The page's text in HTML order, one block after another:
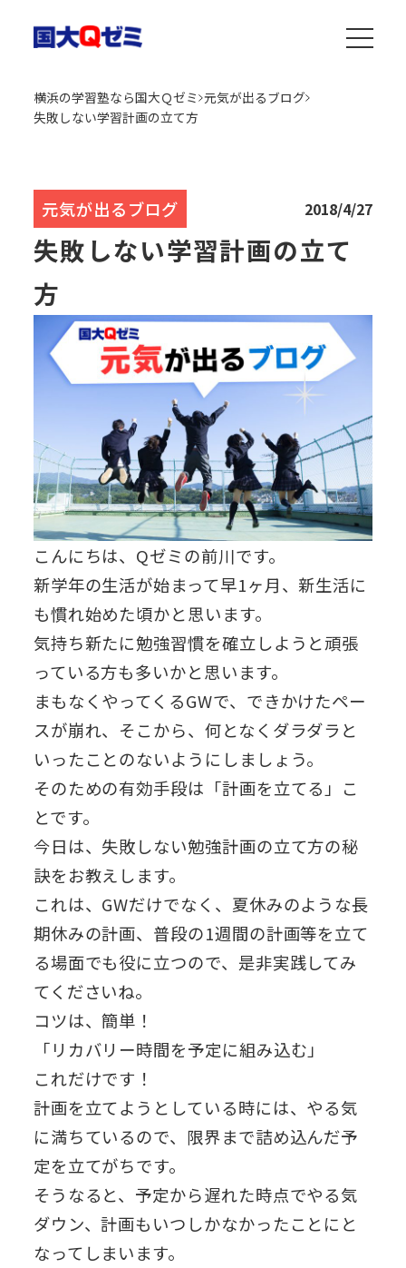
横浜の学習塾なら国大Ｑゼミ 元気が出るブログ
失敗しない学習計画の立て方
元気が出るブログ 2018/4/27
失敗しない学習計画の立て
方
こんにちは、Qゼミの前川です。
新学年の生活が始まって早1ヶ月、新生活に
も慣れ始めた頃かと思います。
気持ち新たに勉強習慣を確立しようと頑張
っている方も多いかと思います。
まもなくやってくるGWで、できかけたペー
スが崩れ、そこから、何となくダラダラと
いったことのないようにしましょう。
そのための有効手段は「計画を立てる」こ
とです。
今日は、失敗しない勉強計画の立て方の秘
訣をお教えします。
これは、GWだけでなく、夏休みのような長
期休みの計画、普段の1週間の計画等を立て
る場面でも役に立つので、是非実践してみ
てくださいね。
コツは、簡単！
「リカバリー時間を予定に組み込む」
これだけです！
計画を立てようとしている時には、やる気
に満ちているので、限界まで詰め込んだ予
定を立てがちです。
そうなると、予定から遅れた時点でやる気
ダウン、計画もいつしかなかったことにと
なってしまいます。